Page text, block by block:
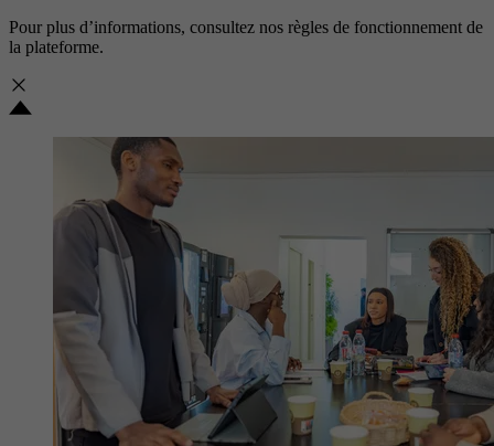
Pour plus d’informations, consultez nos règles de fonctionnement de
la plateforme.